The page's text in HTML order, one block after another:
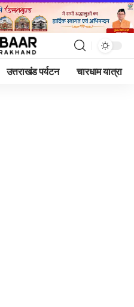
उत्तराखंड पर्यटन चारधाम यात्रा